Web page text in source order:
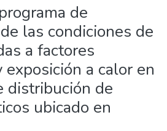
de
las condiciones de
a factores
a calor en
distribución de
ubicado en